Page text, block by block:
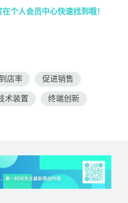
个人会员中心快速找到哦！
店率 促进销售
术装置 终端创新